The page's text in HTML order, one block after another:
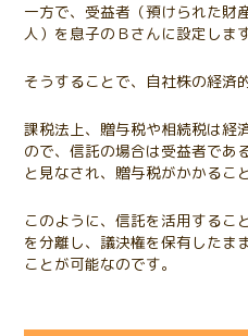
一方で、受益者（預けられた財
人）を息子のＢさんに設定します
そうすることで、自社株の経済
課税法上、贈与税や相続税は経
ので、信託の場合は受益者であ
と見なされ、贈与税がかかるこ
このように、信託を活用するこ
を分離し、議決権を保有したま
ことが可能なのです。